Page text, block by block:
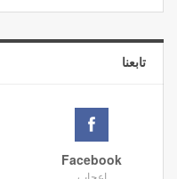
تابعنا
Facebook